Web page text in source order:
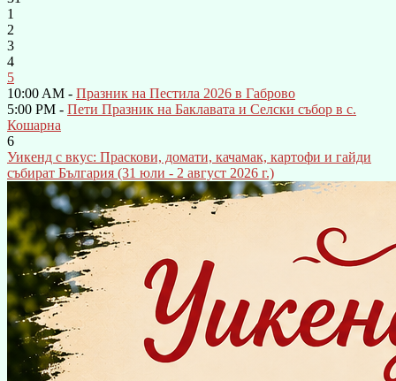
1
2
3
4
5
10:00 AM - Празник на Пестила 2026 в Габрово
5:00 PM - Пети Празник на Баклавата и Селски събор в с.
Кошарна
6
Уикенд с вкус: Праскови, домати, качамак, картофи и гайди
събират България (31 юли - 2 август 2026 г.)